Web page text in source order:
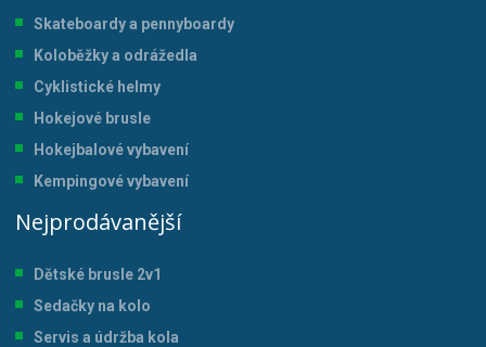
Skateboardy a pennyboardy
Koloběžky a odrážedla
Cyklistické helmy
Hokejové brusle
Hokejbalové vybavení
Kempingové vybavení
Nejprodávanější
Dětské brusle 2v1
Sedačky na kolo
Servis a údržba kola